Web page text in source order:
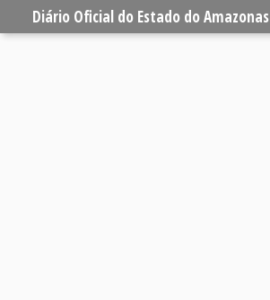
Diário Oficial do Estado do Amazonas